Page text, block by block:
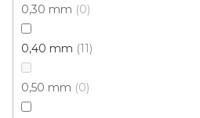
0,30 mm 0
0,40 mm 11
0,50 mm 0